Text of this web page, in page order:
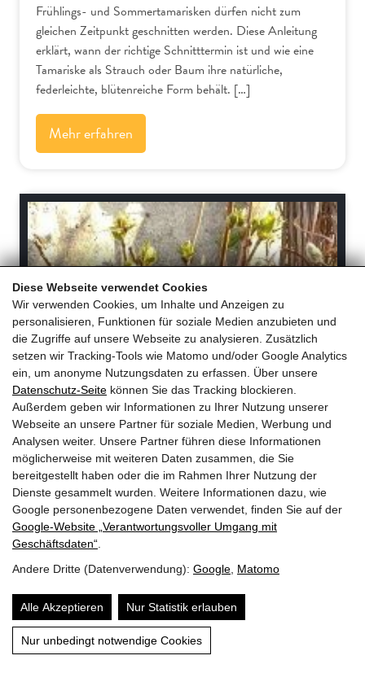
Diese Webseite verwendet Cookies
Wir verwenden Cookies, um Inhalte und Anzeigen zu
personalisieren, Funktionen für soziale Medien anzubieten und
die Zugriffe auf unsere Webseite zu analysieren. Zusätzlich
setzen wir Tracking-Tools wie Matomo und/oder Google Analytics
ein, um anonyme Nutzungsdaten zu erfassen. Über unsere
Datenschutz-Seite können Sie das Tracking blockieren.
Außerdem geben wir Informationen zu Ihrer Nutzung unserer
Webseite an unsere Partner für soziale Medien, Werbung und
Analysen weiter. Unsere Partner führen diese Informationen
möglicherweise mit weiteren Daten zusammen, die Sie
bereitgestellt haben oder die im Rahmen Ihrer Nutzung der
Dienste gesammelt wurden. Weitere Informationen dazu, wie
Google personenbezogene Daten verwendet, finden Sie auf der
Google‑Website „Verantwortungsvoller Umgang mit
Geschäftsdaten“
Andere Dritte (Datenverwendung): Google Matomo
Alle Akzeptieren Nur Statistik erlauben
Nur unbedingt notwendige Cookies
Inhalt
Frühlings- und Sommertamarisken dürfen nicht zum
gleichen Zeitpunkt geschnitten werden. Diese Anleitung
erklärt, wann der richtige Schnitttermin ist und wie eine
Tamariske als Strauch oder Baum ihre natürliche,
federleichte, blütenreiche Form behält. […]
Mehr erfahren
Schnitt-Anleitungen
Bauernhortensie schneiden – Anleitung
Bauernhortensien haben ihren eigenen Kopf und pochen